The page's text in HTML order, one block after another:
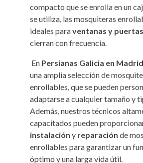
compacto que se enrolla en un
se utiliza, las mosquiteras
ideales paraventanas y puertas
cierran con frecuencia.
En Persianas Galicia en Madrid
una amplia selección de
enrollables, que se pueden
adaptarse a cualquier tamaño y
Además, nuestros técnicos
capacitados pueden
instalación y reparación de
enrollables para garantizar un
óptimo y una larga vida útil.